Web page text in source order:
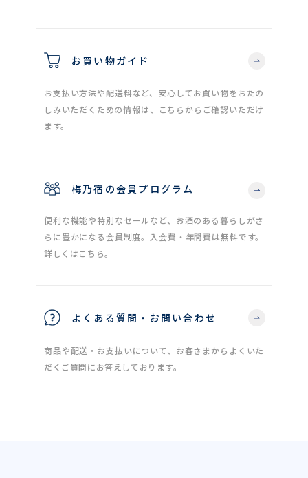
お買い物ガイド
お支払い方法や配送料など、安心してお買い物をおたの
しみいただくための情報は、こちらからご確認いただけ
ます。
梅乃宿の会員プログラム
便利な機能や特別なセールなど、お酒のある暮らしがさ
らに豊かになる会員制度。入会費・年間費は無料です。
詳しくはこちら。
よくある質問・お問い合わせ
商品や配送・お支払いについて、お客さまからよくいた
だくご質問にお答えしております。